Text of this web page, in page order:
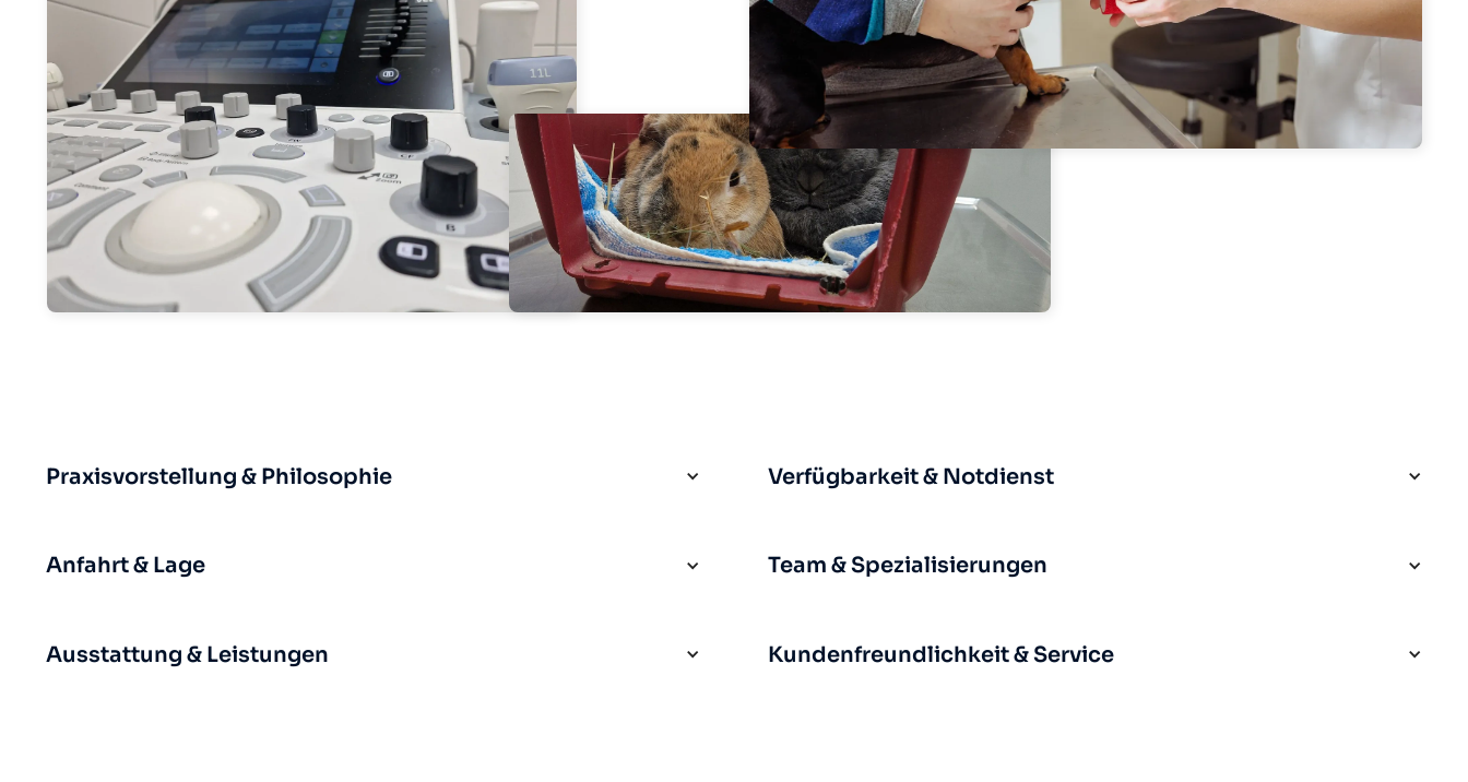
Praxisvorstellung & Philosophie Verfügbarkeit & Notdienst
Anfahrt & Lage Team & Spezialisierungen
Ausstattung & Leistungen Kundenfreundlichkeit & Service